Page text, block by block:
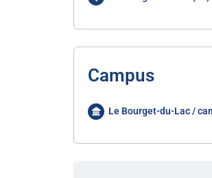
Campus
Le Bourget-du-Lac /